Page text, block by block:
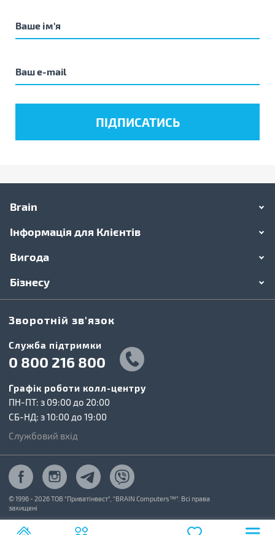
Brain
Інформація для Клієнтів
Вигода
Бізнесу
Зворотній зв'язок
Cлужба підтримки
0 800 216 800
Графік роботи колл-центру
ПН-ПТ: з 09:00 до 20:00
СБ-НД: з 10:00 до 19:00
Службовий вхід
© 1996 - 2026 ТОВ "Приватінвест", "BRAIN Computers™". Всі права
захищені